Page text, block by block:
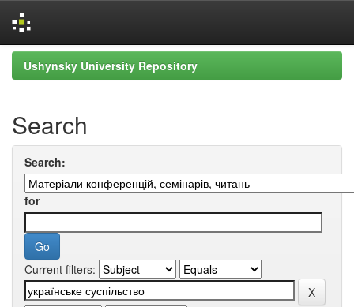
Skip
navigation
Ushynsky University Repository
Search
Search:
for
Current filters: